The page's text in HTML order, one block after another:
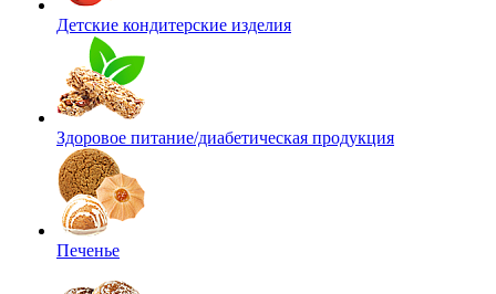
Детские кондитерские изделия
Здоровое питание/диабетическая продукция
Печенье